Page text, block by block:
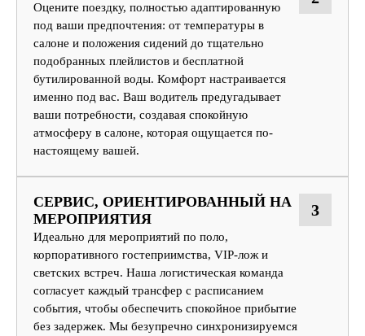
Оцените поездку, полностью адаптированную
под ваши предпочтения: от температуры в
салоне и положения сидений до тщательно
подобранных плейлистов и бесплатной
бутилированной воды. Комфорт настраивается
именно под вас. Ваш водитель предугадывает
ваши потребности, создавая спокойную
атмосферу в салоне, которая ощущается по-
настоящему вашей.
СЕРВИС, ОРИЕНТИРОВАННЫЙ НА
МЕРОПРИЯТИЯ
Идеально для мероприятий по поло,
корпоративного гостеприимства, VIP-лож и
светских встреч. Наша логистическая команда
согласует каждый трансфер с расписанием
события, чтобы обеспечить спокойное прибытие
без задержек. Мы безупречно синхронизируемся
3